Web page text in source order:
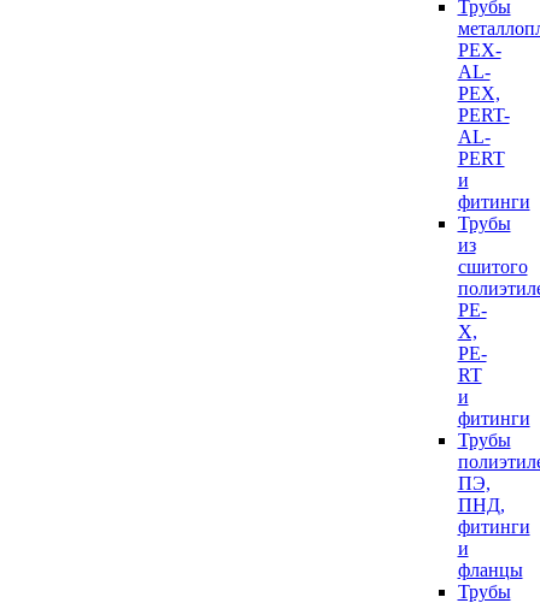
Трубы
PEX-
AL-
PEX,
PERT-
AL-
PERT
и
фитинги
Трубы
из
сшитого
PE-
X,
PE-
RT
и
фитинги
Трубы
ПЭ,
ПНД,
фитинги
и
фланцы
Трубы